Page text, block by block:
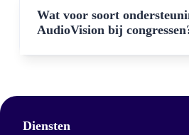
Wat voor soort
AudioVision bij
Diensten